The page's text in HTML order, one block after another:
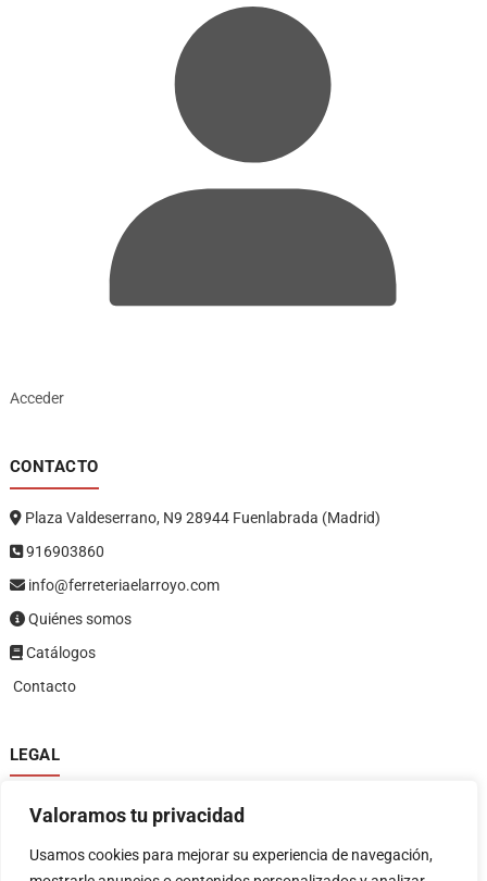
Valoramos tu privacidad
Usamos cookies para mejorar su experiencia de navegación,
Acceder
CONTACTO
Plaza Valdeserrano, N9 28944 Fuenlabrada (Madrid)
916903860
info@ferreteriaelarroyo.com
Quiénes somos
Catálogos
Contacto
LEGAL
Política de privacidad
Política de devoluciones y reembolsos
Términos y condiciones